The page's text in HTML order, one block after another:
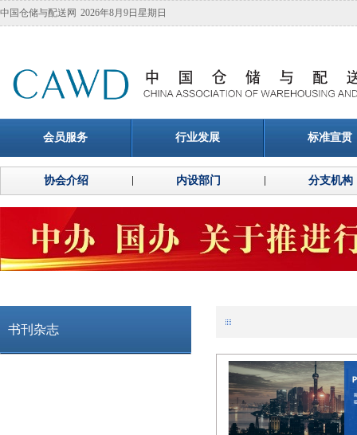
中国仓储与配送网 2026年8月9日星期日
会员服务 行业发展 标准宣贯
协会介绍 内设部门 分支机构
书刊杂志